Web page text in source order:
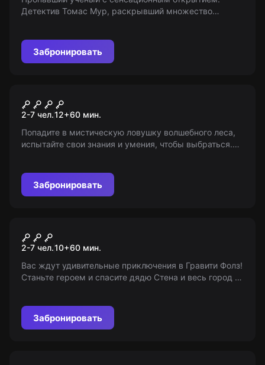
Детектив Томас Мур, раскрывший множество
14+Забронировать
Хижина
2-7 чел.12+60 мин.
Попадите в мистическую ловушку волшебного леса,
испытайте свои знания и умения, чтобы выбраться.
Забронировать
Гравити Фолз
2-7 чел.10+60 мин.
Вас ждут удивительные приключения в Гравити Фолз!
Станьте героем и спасите дядю Стена и весь город от
Забронировать